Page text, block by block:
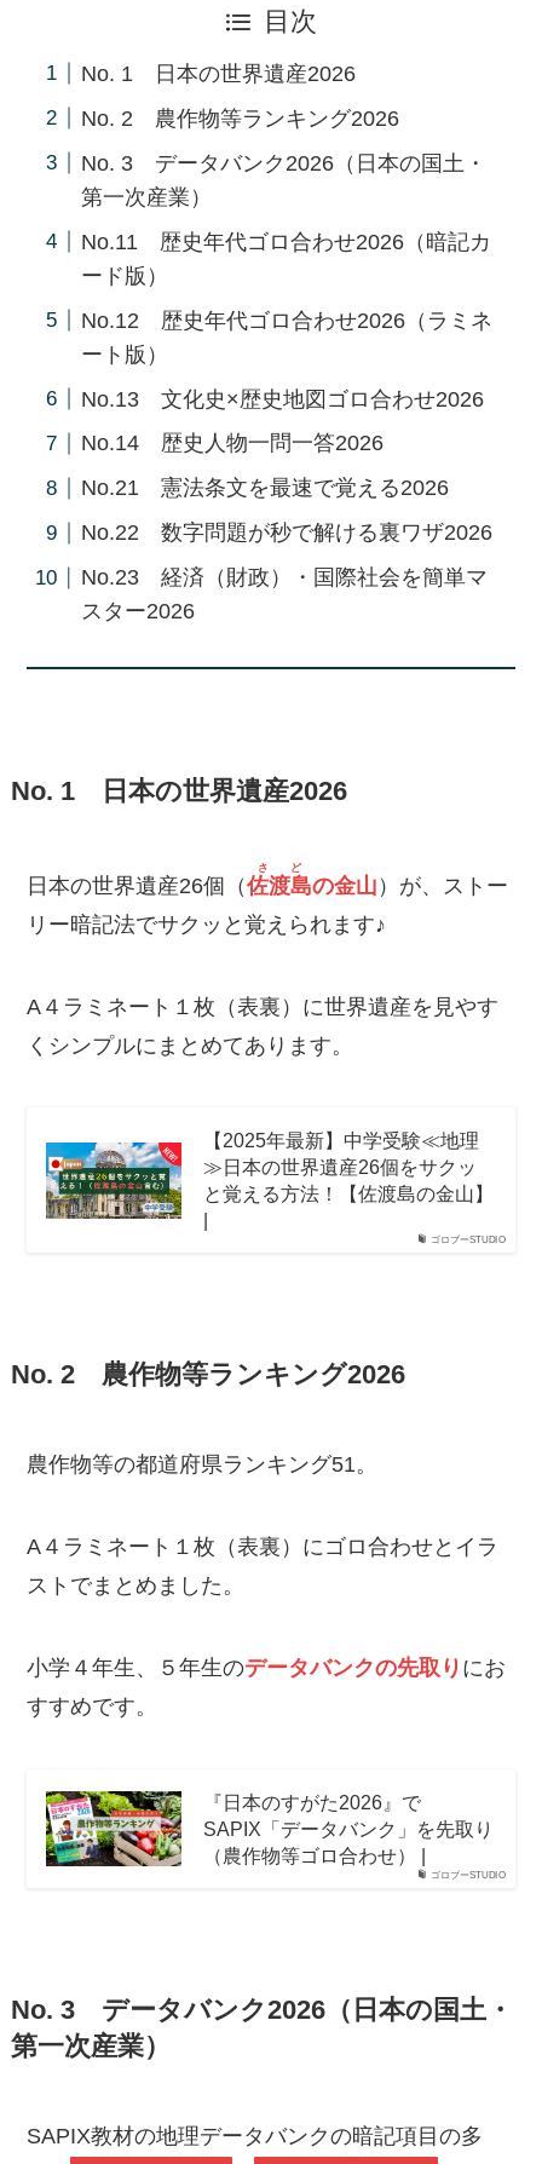
目次
No. 1 日本の世界遺産2026
No. 2 農作物等ランキング2026
No. 3 データバンク2026（日本の国土・
第一次産業）
No.11 歴史年代ゴロ合わせ2026（暗記カ
ード版）
No.12 歴史年代ゴロ合わせ2026（ラミネ
ート版）
No.13 文化史×歴史地図ゴロ合わせ2026
No.14 歴史人物一問一答2026
No.21 憲法条文を最速で覚える2026
No.22 数字問題が秒で解ける裏ワザ2026
No.23 経済（財政）・国際社会を簡単マ
スター2026
No. 1 日本の世界遺産2026
日本の世界遺産26個（佐渡島
さど
の金山 ）が、ストー
リー暗記法でサクッと覚えられます♪
A４ラミネート１枚（表裏）に世界遺産を見やす
くシンプルにまとめてあります。
ゴロブーSTUDIO
【2025年最新】中学受験≪地理
≫日本の世界遺産26個をサクッ
と覚える方法！【佐渡島の金山】
No. 2 農作物等ランキング2026
農作物等の都道府県ランキング51。
A４ラミネート１枚（表裏）にゴロ合わせとイラ
ストでまとめました。
小学４年生、５年生のデータバンクの先取り にお
すすめです。
ゴロブーSTUDIO
『日本のすがた2026』で
SAPIX「データバンク」を先取り
（農作物等ゴロ合わせ） |
No. 3 データバンク2026（日本の国土・
第一次産業）
SAPIX教材の地理データバンクの暗記項目の多